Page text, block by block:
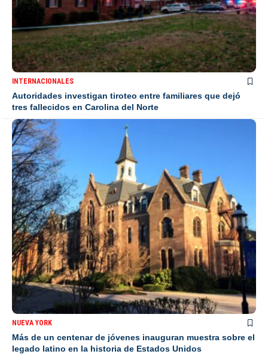
INTERNACIONALES
Autoridades investigan tiroteo entre familiares que dejó
tres fallecidos en Carolina del Norte
NUEVA YORK
Más de un centenar de jóvenes inauguran muestra sobre el
legado latino en la historia de Estados Unidos